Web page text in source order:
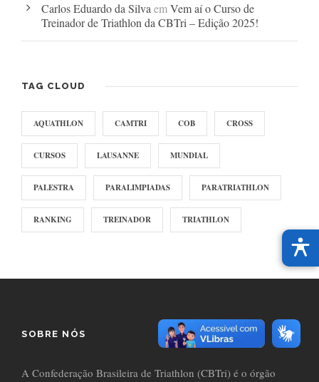
Carlos Eduardo da SilvaemVem aí o Curso de
Treinador de Triathlon da CBTri – Edição 2025!
TAG CLOUD
AQUATHLON CAMTRI COB CROSS
CURSOS LAUSANNE MUNDIAL
PALESTRA PARALIMPIADAS PARATRIATHLON
RANKING TREINADOR TRIATHLON
SOBRE NÓS
A Confederação Brasileira de Triathlon (CBTri) é o órgão